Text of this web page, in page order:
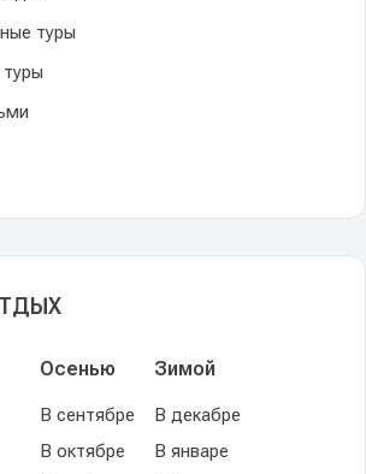
туры
Осенью
В сентябре
В октябре
Зимой
В декабре
В январе